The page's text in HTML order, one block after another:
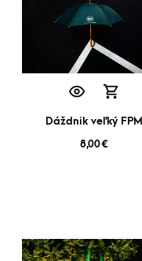
Dáždnik veľký FPM
8,00€